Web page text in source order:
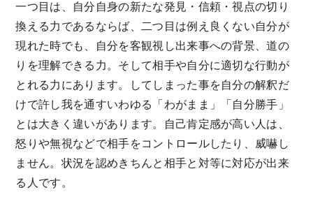
一つ目は、自分自身の新たな発見・信頼・視点の切り
換える力であるならば、二つ目は例え良くない自分が
現れた時でも、自分を客観視し出来事への背景、道の
りを理解できる力。そして相手や自分に適切な行動が
とれる力にあります。してしまった事を自分の解釈だ
けで許し我を通すいわゆる「わがまま」「自分勝手」
とは大きく違いがあります。自己肯定感が高い人は、
怒りや無視などで相手をコントロールしたり、威嚇し
ません。状況を認めきちんと相手と対等に対応が出来
る人です。